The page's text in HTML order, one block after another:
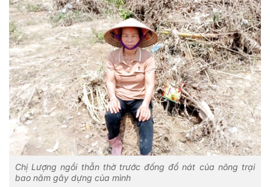
Chị Lượng ngồi thẫn thờ trước đống đổ nát của nông trại
bao năm gây dựng của mình